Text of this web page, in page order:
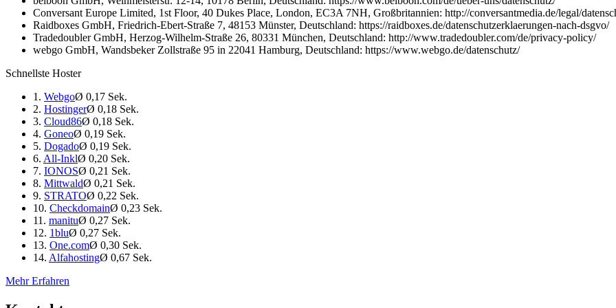
Conversant Europe Limited, 1st Floor, 40 Dukes Place, London, EC3A 7NH, Großbritannien: http://conversantmedia.de/legal/
Raidboxes GmbH, Friedrich-Ebert-Straße 7, 48153 Münster, Deutschland: https://raidboxes.de/datenschutzerklaerungen-nach-dsgvo/
Tradedoubler GmbH, Herzog-Wilhelm-Straße 26, 80331 München, Deutschland: http://www.tradedoubler.com/de/privacy-policy/
webgo GmbH, Wandsbeker Zollstraße 95 in 22041 Hamburg, Deutschland: https://www.webgo.de/datenschutz/
Schnellste Hoster
1. WebgoØ 0,17 Sek.
2. HostingerØ 0,18 Sek.
3. Cloud86Ø 0,18 Sek.
4. GoneoØ 0,19 Sek.
5. DogadoØ 0,19 Sek.
6. All-InklØ 0,20 Sek.
7. IONOSØ 0,21 Sek.
8. MittwaldØ 0,21 Sek.
9. STRATOØ 0,22 Sek.
10. CheckdomainØ 0,23 Sek.
11. manituØ 0,27 Sek.
12. 1bluØ 0,27 Sek.
13. One.comØ 0,30 Sek.
14. AlfahostingØ 0,67 Sek.
Mehr Erfahren